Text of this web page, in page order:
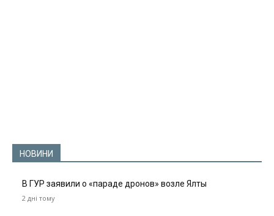
НОВИНИ
В ГУР заявили о «параде дронов» возле Ялты
2 дні тому